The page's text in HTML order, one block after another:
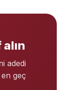
adedi
geç